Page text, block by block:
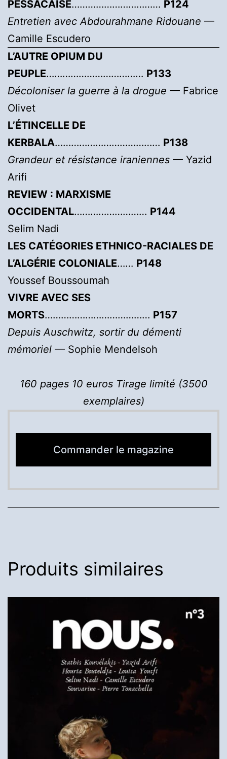
PESSACAISE…………………………… P124
Entretien avec Abdourahmane Ridouane —
Camille Escudero
L’AUTRE OPIUM DU
PEUPLE……………………………… P133
Décoloniser la guerre à la drogue — Fabrice
Olivet
L’ÉTINCELLE DE
KERBALA………………………………… P138
Grandeur et résistance iraniennes — Yazid
Arifi
REVIEW : MARXISME
OCCIDENTAL……………………… P144
Selim Nadi
LES CATÉGORIES ETHNICO-RACIALES DE
L’ALGÉRIE COLONIALE…… P148
Youssef Boussoumah
VIVRE AVEC SES
MORTS………………………………… P157
Depuis Auschwitz, sortir du démenti
mémoriel — Sophie Mendelsoh
160 pages 10 euros Tirage limité (3500
exemplaires)
Commander le magazine
Produits similaires